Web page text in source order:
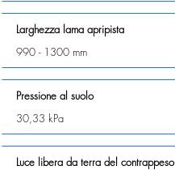
Larghezza lama apripista
990 - 1300 mm
Pressione al suolo
30,33 kPa
Luce libera da terra del contrappeso